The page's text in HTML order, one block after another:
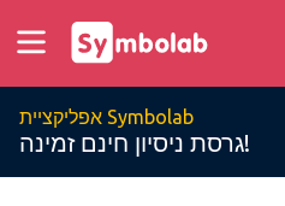
אפליקציית Symbolab
גרסת ניסיון חינם זמינה!